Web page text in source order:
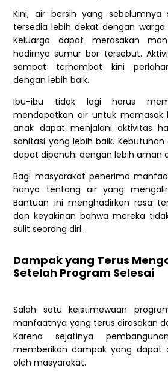
Kini, air bersih yang sebelumnya
tersedia lebih dekat dengan
Keluarga dapat merasakan
hadirnya sumur bor tersebut.
sempat terhambat kini
dengan lebih baik.
Ibu-ibu tidak lagi harus
mendapatkan air untuk memasak
anak dapat menjalani aktivitas
sanitasi yang lebih baik.
dapat dipenuhi dengan lebih aman
Bagi masyarakat penerima
hanya tentang air yang
Bantuan ini menghadirkan rasa
dan keyakinan bahwa mereka
sulit seorang diri.
Dampak yang Terus
Setelah Program Selesai
Salah satu keistimewaan
manfaatnya yang terus dirasakan
Karena sejatinya
memberikan dampak yang dapat
oleh masyarakat.